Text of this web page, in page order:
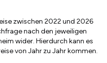
zwischen 2022 und 2026
nach den jeweiligen
wider. Hierdurch kann es
von Jahr zu Jahr kommen.